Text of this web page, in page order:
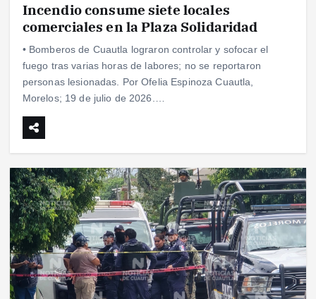
Incendio consume siete locales
comerciales en la Plaza Solidaridad
• Bomberos de Cuautla lograron controlar y sofocar el
fuego tras varias horas de labores; no se reportaron
personas lesionadas. Por Ofelia Espinoza Cuautla,
Morelos; 19 de julio de 2026.…